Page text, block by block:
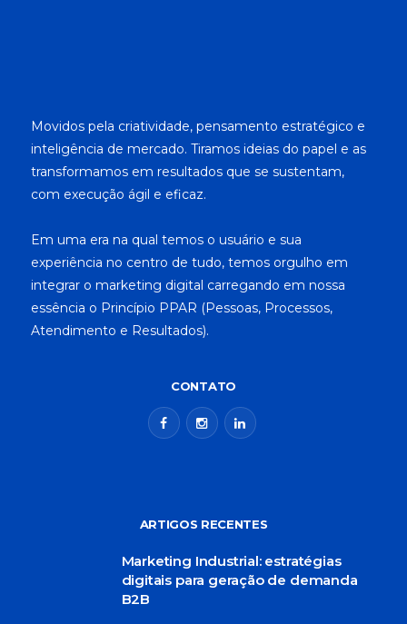
Movidos pela criatividade, pensamento estratégico e
inteligência de mercado. Tiramos ideias do papel e as
transformamos em resultados que se sustentam,
com execução ágil e eficaz.
Em uma era na qual temos o usuário e sua
experiência no centro de tudo, temos orgulho em
integrar o marketing digital carregando em nossa
essência o Princípio PPAR (Pessoas, Processos,
Atendimento e Resultados).
CONTATO
ARTIGOS RECENTES
Marketing Industrial: estratégias
digitais para geração de demanda
B2B